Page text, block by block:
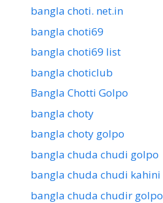
bangla choti. net.in
bangla choti69
bangla choti69 list
bangla choticlub
Bangla Chotti Golpo
bangla choty
bangla choty golpo
bangla chuda chudi golpo
bangla chuda chudi kahini
bangla chuda chudir golpo